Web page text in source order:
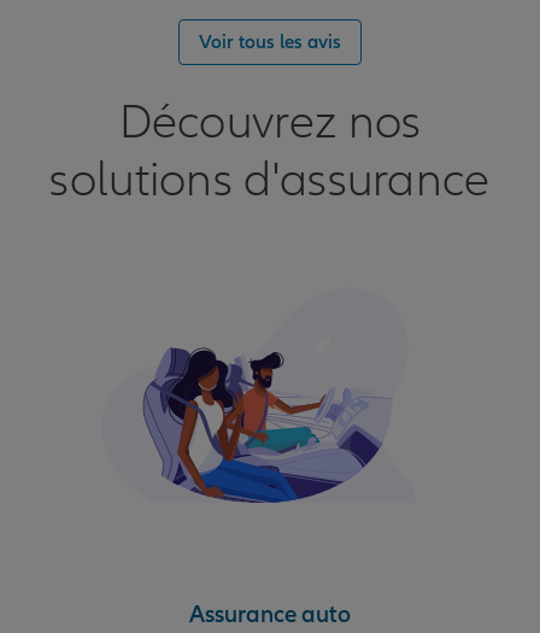
Voir tous les avis
Découvrez nos
solutions d'assurance
Assurance auto